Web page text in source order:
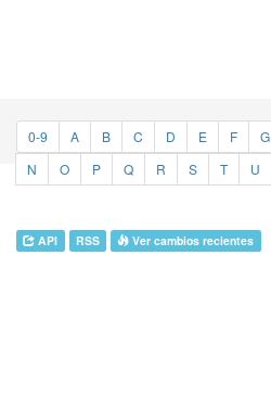
0-9 A B C D E F G
N
O P Q R S T U
API RSS Ver cambios recientes